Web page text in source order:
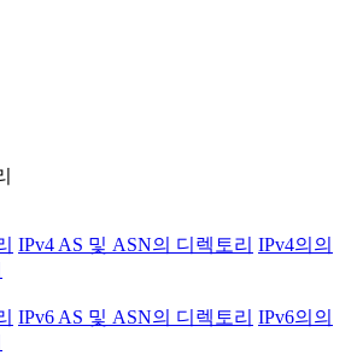
IPv4 AS 및 ASN의 디렉토리 IPv4의의
IPv6 AS 및 ASN의 디렉토리 IPv6의의